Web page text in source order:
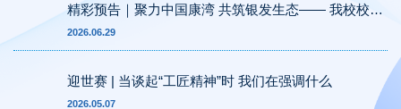
精彩预告｜聚力中国康湾 共筑银发生态—— 我校校长
张汝山亮相青岛国际康养产业博览会
2026.06.29
迎世赛 | 当谈起“工匠精神”时 我们在强调什么
2026.05.07